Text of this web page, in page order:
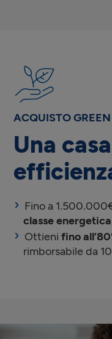
ACQUISTO GREEN
Una
Fino a
classe
Ottieni fino
rimborsabile da